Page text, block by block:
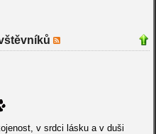
v srdci lásku a v duši